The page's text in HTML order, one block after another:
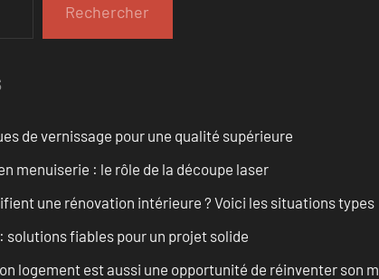
Rechercher
de vernissage pour une qualité supérieure
menuiserie : le rôle de la découpe laser
une rénovation intérieure ? Voici les situations types
solutions fiables pour un projet solide
logement est aussi une opportunité de réinventer son